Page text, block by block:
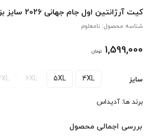
کیت آرژانتین اول جام جهانی 2026 سایز بزرگ
شناسه محصول: نامعلوم
1,599,000 تومان
سایز 4XL
5XL
6XL
برند ها:آدیداس
بررسی اجمالی محصول